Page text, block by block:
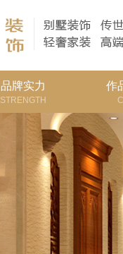
品牌实力
STRENGTH
作